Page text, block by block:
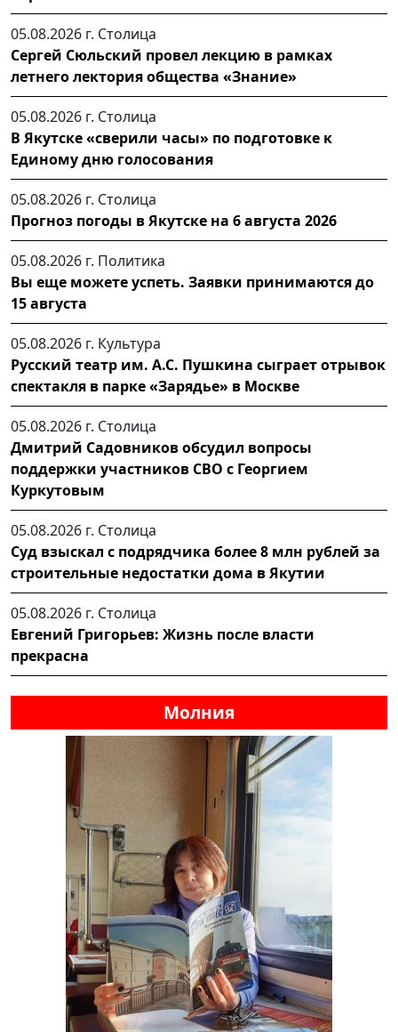
05.08.2026 г. Столица
Сергей Сюльский провел лекцию в рамках
летнего лектория общества «Знание»
05.08.2026 г. Столица
В Якутске «сверили часы» по подготовке к
Единому дню голосования
05.08.2026 г. Столица
Прогноз погоды в Якутске на 6 августа 2026
05.08.2026 г. Политика
Вы еще можете успеть. Заявки принимаются до
15 августа
05.08.2026 г. Культура
Русский театр им. А.С. Пушкина сыграет отрывок
спектакля в парке «Зарядье» в Москве
05.08.2026 г. Столица
Дмитрий Садовников обсудил вопросы
поддержки участников СВО с Георгием
Куркутовым
05.08.2026 г. Столица
Суд взыскал с подрядчика более 8 млн рублей за
строительные недостатки дома в Якутии
05.08.2026 г. Столица
Евгений Григорьев: Жизнь после власти
прекрасна
Молния